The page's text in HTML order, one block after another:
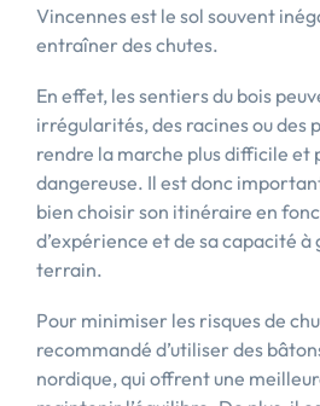
Vincennes est le sol souvent
entraîner des chutes.
En effet, les sentiers du bois
irrégularités, des racines ou des
rendre la marche plus difficile
dangereuse. Il est donc
bien choisir son itinéraire en
d’expérience et de sa capacité à
terrain.
Pour minimiser les risques de
recommandé d’utiliser des
nordique, qui offrent une